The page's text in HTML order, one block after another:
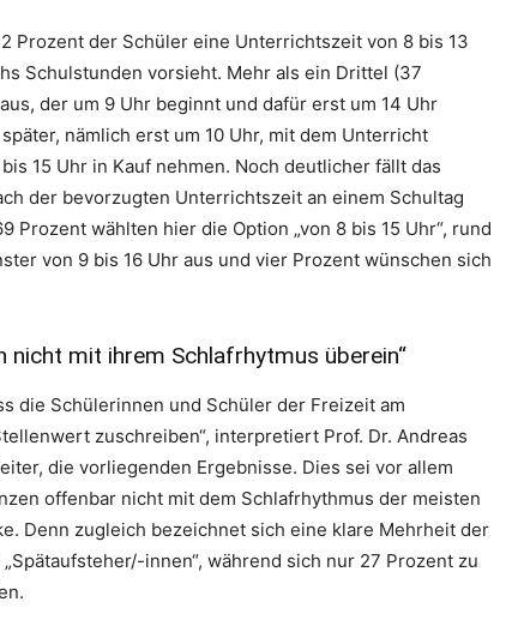
Prozent der Schüler eine Unterrichtszeit von 8 bis 13
Schulstunden vorsieht. Mehr als ein Drittel (37
der um 9 Uhr beginnt und dafür erst um 14 Uhr
nämlich erst um 10 Uhr, mit dem Unterricht
15 Uhr in Kauf nehmen. Noch deutlicher fällt das
der bevorzugten Unterrichtszeit an einem Schultag
Prozent wählten hier die Option „von 8 bis 15 Uhr“, rund
von 9 bis 16 Uhr aus und vier Prozent wünschen sich
nicht mit ihrem Schlafrhytmus überein“
die Schülerinnen und Schüler der Freizeit am
zuschreiben“, interpretiert Prof. Dr. Andreas
die vorliegenden Ergebnisse. Dies sei vor allem
offenbar nicht mit dem Schlafrhythmus der meisten
Denn zugleich bezeichnet sich eine klare Mehrheit der
innen“, während sich nur 27 Prozent zu